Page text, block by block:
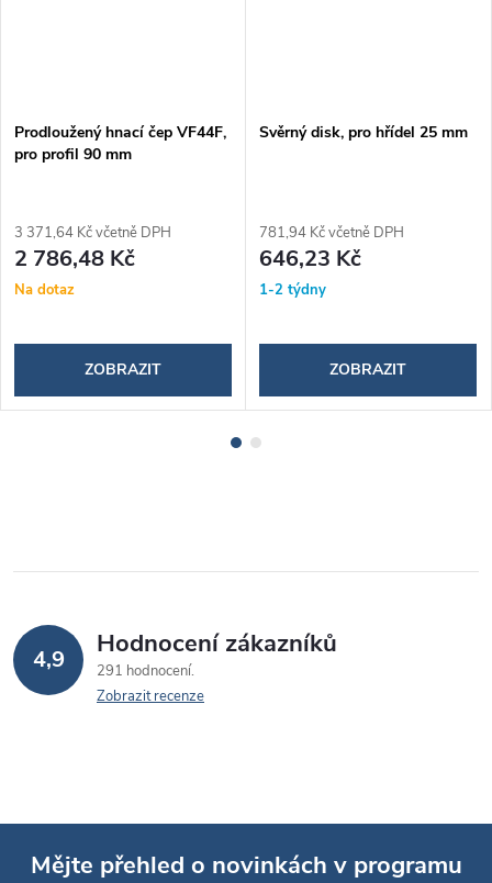
Prodloužený hnací čep VF44F,
pro profil 90 mm
3 371,64 Kč včetně DPH
2 786,48 Kč
Na dotaz
ZOBRAZIT
Svěrný disk, pro hřídel 25 mm
781,94 Kč včetně DPH
646,23 Kč
1-2 týdny
ZOBRAZIT
4,9 Hodnocení zákazníků
291 hodnocení
Zobrazit recenze
Mějte přehled o novinkách v programu